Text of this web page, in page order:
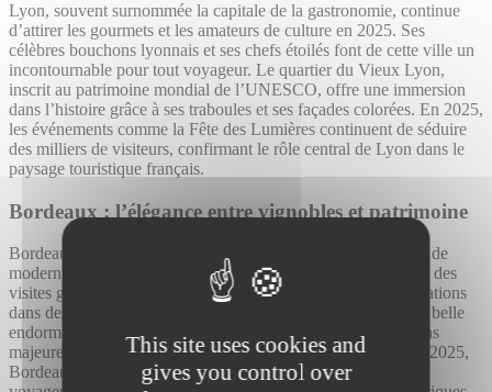
This site uses cookies and
gives you control over
Lyon, souvent surnommée la capitale de la gastronomie, continue
d’attirer les gourmets et les amateurs de culture en 2025. Ses
célèbres bouchons lyonnais et ses chefs étoilés font de cette ville un
incontournable pour tout voyageur. Le quartier du Vieux Lyon,
inscrit au patrimoine mondial de l’UNESCO, offre une immersion
dans l’histoire grâce à ses traboules et ses façades colorées. En 2025,
les événements comme la Fête des Lumières continuent de séduire
des milliers de visiteurs, confirmant le rôle central de Lyon dans le
paysage touristique français.
Bordeaux : l’élégance entre vignobles et patrimoine
Bordeaux se distingue par son mélange parfait de tradition et de
modernité. Les amateurs de vin trouveront leur bonheur avec des
visites guidées dans les vignobles environnants et des dégustations
dans des caves renommées. La ville, souvent surnommée “la belle
endormie”, a connu un véritable réveil grâce à des rénovations
majeures, comme la Cité du Vin et les quais réaménagés. En 2025,
Bordeaux s’affirme comme une destination idéale pour les